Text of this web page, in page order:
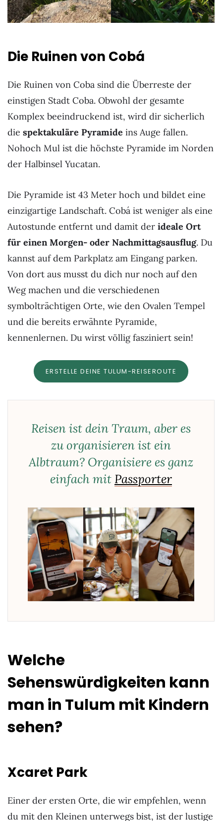
Die Ruinen von Cobá
Die Ruinen von Coba sind die Überreste der
einstigen Stadt Coba. Obwohl der gesamte
Komplex beeindruckend ist, wird dir sicherlich
die spektakuläre Pyramide ins Auge fallen.
Nohoch Mul ist die höchste Pyramide im Norden
der Halbinsel Yucatan.
Die Pyramide ist 43 Meter hoch und bildet eine
einzigartige Landschaft. Cobá ist weniger als eine
Autostunde entfernt und damit der ideale Ort
für einen Morgen- oder Nachmittagsausflug. Du
kannst auf dem Parkplatz am Eingang parken.
Von dort aus musst du dich nur noch auf den
Weg machen und die verschiedenen
symbolträchtigen Orte, wie den Ovalen Tempel
und die bereits erwähnte Pyramide,
kennenlernen. Du wirst völlig fasziniert sein!
ERSTELLE DEINE TULUM-REISEROUTE
Reisen ist dein Traum, aber es
zu organisieren ist ein
Albtraum? Organisiere es ganz
einfach mit Passporter
Welche
Sehenswürdigkeiten kann
man in Tulum mit Kindern
sehen?
Xcaret Park
Einer der ersten Orte, die wir empfehlen, wenn
du mit den Kleinen unterwegs bist, ist der lustige